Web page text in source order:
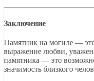
Заключение
Памятник на могиле —
выражение любви,
памятника — это
значимость близкого